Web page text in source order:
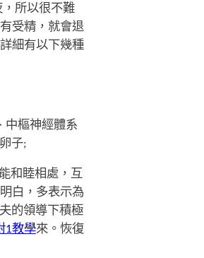
所以很不難
受精，就會退
細有以下幾種
中樞神經體系
子;
和睦相處，互
白，多表示為
的領導下積極
1教學來。恢復